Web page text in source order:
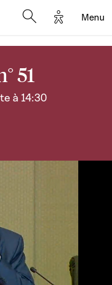
Options
Menu
51
à 14:30
et réunions